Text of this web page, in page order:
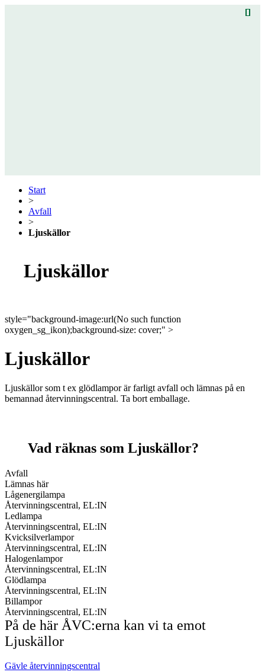
Start
>
Avfall
>
Ljuskällor
Ljuskällor
style="background-image:url(No such function
oxygen_sg_ikon);background-size: cover;" >
Ljuskällor
Ljuskällor som t ex glödlampor är farligt avfall och lämnas på en
bemannad återvinningscentral. Ta bort emballage.
Vad räknas som Ljuskällor?
Avfall
Lämnas här
Lågenergilampa
Återvinningscentral, EL:IN
Ledlampa
Återvinningscentral, EL:IN
Kvicksilverlampor
Återvinningscentral, EL:IN
Halogenlampor
Återvinningscentral, EL:IN
Glödlampa
Återvinningscentral, EL:IN
Billampor
Återvinningscentral, EL:IN
På de här ÅVC:erna kan vi ta emot
Ljuskällor
Gävle återvinningscentral